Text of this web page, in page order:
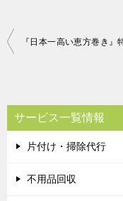
投
ビ
ゲ
ー
シ
サービス一覧情報
片付け・掃除代行
不用品回収